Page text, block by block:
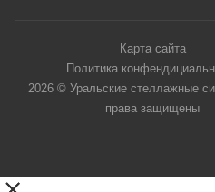
Карта сайта
Политика
2026 © Уральские стеллажные
права защищены